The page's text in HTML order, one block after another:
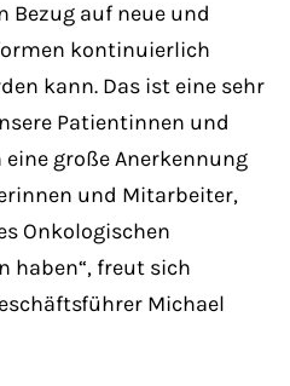
Bezug auf neue und
kontinuierlich
kann. Das ist eine sehr
Patientinnen und
große Anerkennung
und Mitarbeiter,
Onkologischen
haben“, freut sich
Michael